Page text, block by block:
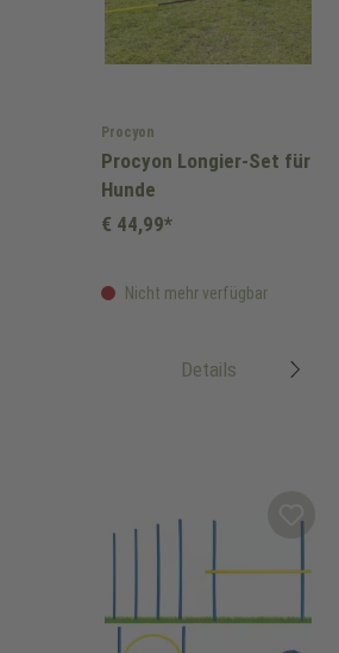
Procyon
Procyon Longier-Set für
Hunde
Nicht mehr verfügbar
€ 44,99*
Details